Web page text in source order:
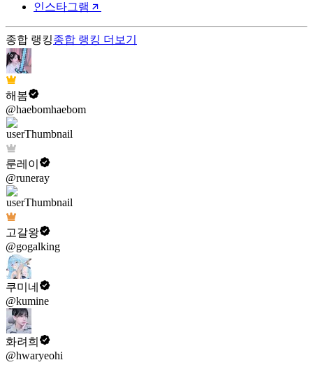
인스타그램
종합 랭킹종합 랭킹 더보기
해봄
@haebomhaebom
룬레이
@runeray
고갈왕
@gogalking
쿠미네
@kumine
화려희
@hwaryeohi